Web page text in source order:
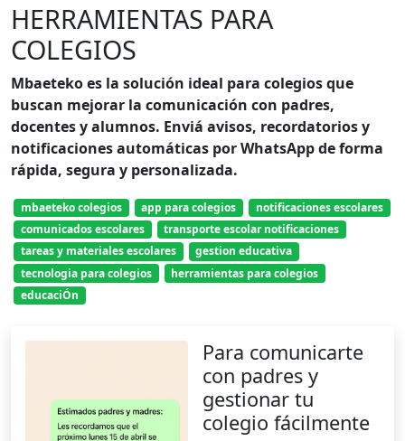
HERRAMIENTAS PARA
COLEGIOS
Mbaeteko es la solución ideal para colegios que
buscan mejorar la comunicación con padres,
docentes y alumnos. Enviá avisos, recordatorios y
notificaciones automáticas por WhatsApp de forma
rápida, segura y personalizada.
mbaeteko colegios app para colegios
notificaciones escolares
comunicados escolares
transporte escolar notificaciones
tareas y materiales escolares
gestion educativa
tecnologia para colegios
herramientas para colegios
educaciÓn
Para comunicarte
con padres y
gestionar tu
colegio fácilmente